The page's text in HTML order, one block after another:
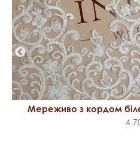
Мереживо з кордом